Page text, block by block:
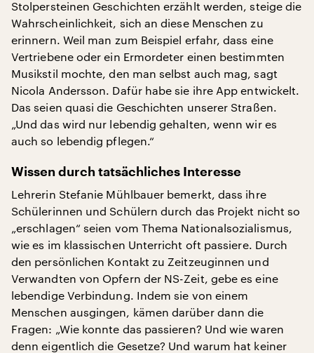
Stolpersteinen Geschichten erzählt werden, steige die
Wahrscheinlichkeit, sich an diese Menschen zu
erinnern. Weil man zum Beispiel erfahr, dass eine
Vertriebene oder ein Ermordeter einen bestimmten
Musikstil mochte, den man selbst auch mag, sagt
Nicola Andersson. Dafür habe sie ihre App entwickelt.
Das seien quasi die Geschichten unserer Straßen.
„Und das wird nur lebendig gehalten, wenn wir es
auch so lebendig pflegen.“
Wissen durch tatsächliches Interesse
Lehrerin Stefanie Mühlbauer bemerkt, dass ihre
Schülerinnen und Schülern durch das Projekt nicht so
„erschlagen“ seien vom Thema Nationalsozialismus,
wie es im klassischen Unterricht oft passiere. Durch
den persönlichen Kontakt zu Zeitzeuginnen und
Verwandten von Opfern der NS-Zeit, gebe es eine
lebendige Verbindung. Indem sie von einem
Menschen ausgingen, kämen darüber dann die
Fragen: „Wie konnte das passieren? Und wie waren
denn eigentlich die Gesetze? Und warum hat keiner